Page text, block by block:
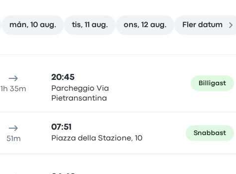
mån, 10 aug. tis, 11 aug. ons, 12 aug. Fler datum
1h 35m
20:45
Parcheggio Via
Pietransantina
Billigast
51m
07:51
Piazza della Stazione, 10
Snabbast